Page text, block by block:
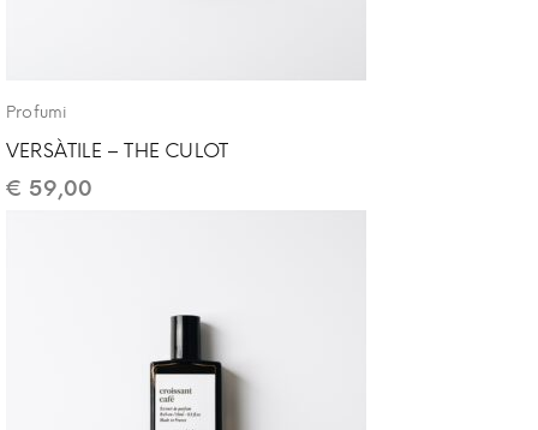
Profumi
VERSÀTILE – THE CULOT
€ 59,00